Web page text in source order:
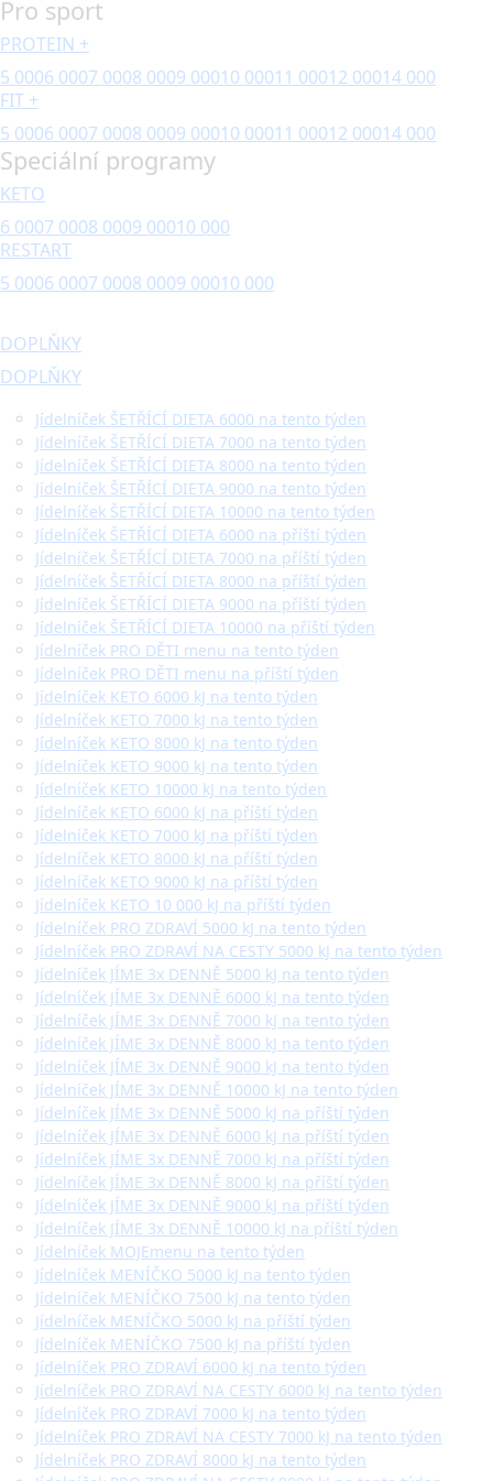
Pro sport
PROTEIN +
5 0006 0007 0008 0009 00010 00011 00012 00014 000
FIT +
5 0006 0007 0008 0009 00010 00011 00012 00014 000
Speciální programy
KETO
6 0007 0008 0009 00010 000
RESTART
5 0006 0007 0008 0009 00010 000
DOPLŇKY
DOPLŇKY
Jídelníček ŠETŘÍCÍ DIETA 6000 na tento týden
Jídelníček ŠETŘÍCÍ DIETA 7000 na tento týden
Jídelníček ŠETŘÍCÍ DIETA 8000 na tento týden
Jídelníček ŠETŘÍCÍ DIETA 9000 na tento týden
Jídelníček ŠETŘÍCÍ DIETA 10000 na tento týden
Jídelníček ŠETŘÍCÍ DIETA 6000 na příští týden
Jídelníček ŠETŘÍCÍ DIETA 7000 na příští týden
Jídelníček ŠETŘÍCÍ DIETA 8000 na příští týden
Jídelníček ŠETŘÍCÍ DIETA 9000 na příští týden
Jídelníček ŠETŘÍCÍ DIETA 10000 na příští týden
Jídelníček PRO DĚTI menu na tento týden
Jídelníček PRO DĚTI menu na příští týden
Jídelníček KETO 6000 kJ na tento týden
Jídelníček KETO 7000 kJ na tento týden
Jídelníček KETO 8000 kJ na tento týden
Jídelníček KETO 9000 kJ na tento týden
Jídelníček KETO 10000 kJ na tento týden
Jídelníček KETO 6000 kJ na příští týden
Jídelníček KETO 7000 kJ na příští týden
Jídelníček KETO 8000 kJ na příští týden
Jídelníček KETO 9000 kJ na příští týden
Jídelníček KETO 10 000 kJ na příští týden
Jídelníček PRO ZDRAVÍ 5000 kJ na tento týden
Jídelníček PRO ZDRAVÍ NA CESTY 5000 kJ na tento týden
Jídelníček JÍME 3x DENNĚ 5000 kJ na tento týden
Jídelníček JÍME 3x DENNĚ 6000 kJ na tento týden
Jídelníček JÍME 3x DENNĚ 7000 kJ na tento týden
Jídelníček JÍME 3x DENNĚ 8000 kJ na tento týden
Jídelníček JÍME 3x DENNĚ 9000 kJ na tento týden
Jídelníček JÍME 3x DENNĚ 10000 kJ na tento týden
Jídelníček JÍME 3x DENNĚ 5000 kJ na příští týden
Jídelníček JÍME 3x DENNĚ 6000 kJ na příští týden
Jídelníček JÍME 3x DENNĚ 7000 kJ na příští týden
Jídelníček JÍME 3x DENNĚ 8000 kJ na příští týden
Jídelníček JÍME 3x DENNĚ 9000 kJ na příští týden
Jídelníček JÍME 3x DENNĚ 10000 kJ na příští týden
Jídelníček MOJEmenu na tento týden
Jídelníček MENÍČKO 5000 kJ na tento týden
Jídelníček MENÍČKO 7500 kJ na tento týden
Jídelníček MENÍČKO 5000 kJ na příští týden
Jídelníček MENÍČKO 7500 kJ na příští týden
Jídelníček PRO ZDRAVÍ 6000 kJ na tento týden
Jídelníček PRO ZDRAVÍ NA CESTY 6000 kJ na tento týden
Jídelníček PRO ZDRAVÍ 7000 kJ na tento týden
Jídelníček PRO ZDRAVÍ NA CESTY 7000 kJ na tento týden
Jídelníček PRO ZDRAVÍ 8000 kJ na tento týden